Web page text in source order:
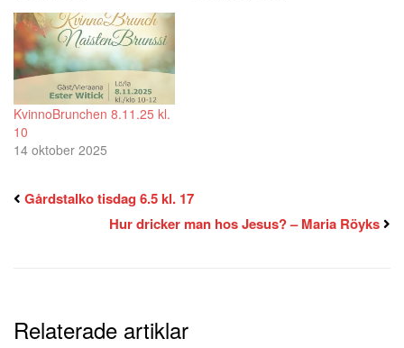
KvinnoBrunchen 8.11.25 kl.
10
14 oktober 2025
Gårdstalko tisdag 6.5 kl. 17
Hur dricker man hos Jesus? – Maria Röyks
Relaterade artiklar